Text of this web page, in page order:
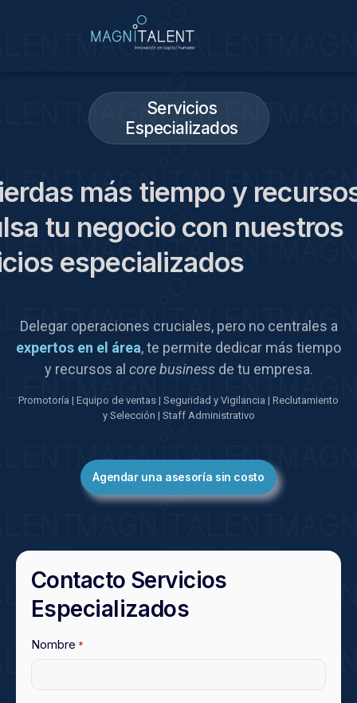
Servicios
Especializados
más tiempo y
tu negocio con nuestros
especializados
Delegar operaciones cruciales, pero no centrales a
expertos en el área, te permite dedicar más tiempo
y recursos al core businessde tu empresa.
Promotoría | Equipo de ventas | Seguridad y Vigilancia | Reclutamiento
y Selección | Staff Administrativo
Agendar una asesoría sin costo
Contacto Servicios
Especializados
Nombre *